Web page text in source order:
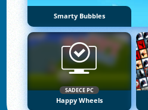
Smarty Bubbles
SADECE PC
Happy Wheels